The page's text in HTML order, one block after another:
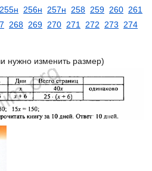
255н 256н 257н 258 259 260 261
268 269 270 271 272 273
274
нужно изменить размер)